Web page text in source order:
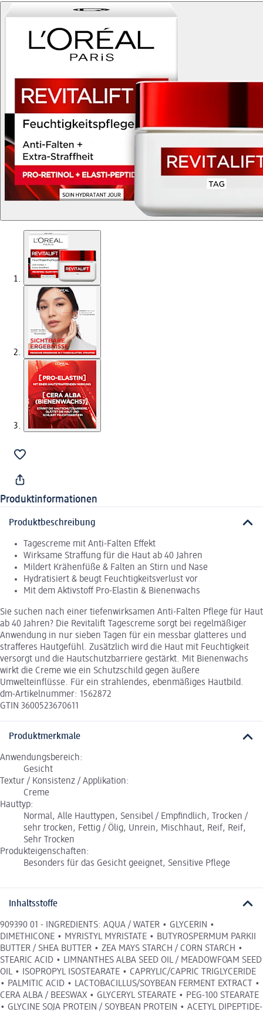
Produktinformationen
Produktbeschreibung
Tagescreme mit Anti-Falten Effekt
Wirksame Straffung für die Haut ab 40 Jahren
Mildert Krähenfüße & Falten an Stirn und Nase
Hydratisiert & beugt Feuchtigkeitsverlust vor
Mit dem Aktivstoff Pro-Elastin & Bienenwachs
Sie suchen nach einer tiefenwirksamen Anti-Falten Pflege für Haut
ab 40 Jahren? Die Revitalift Tagescreme sorgt bei regelmäßiger
Anwendung in nur sieben Tagen für ein messbar glatteres und
strafferes Hautgefühl. Zusätzlich wird die Haut mit Feuchtigkeit
versorgt und die Hautschutzbarriere gestärkt. Mit Bienenwachs
wirkt die Creme wie ein Schutzschild gegen äußere
Umwelteinflüsse. Für ein strahlendes, ebenmäßiges Hautbild.
dm-Artikelnummer: 1562872
GTIN 3600523670611
Produktmerkmale
Anwendungsbereich:
Gesicht
Textur / Konsistenz / Applikation:
Creme
Hauttyp:
Normal, Alle Hauttypen, Sensibel / Empfindlich, Trocken /
sehr trocken, Fettig / Ölig, Unrein, Mischhaut, Reif, Reif,
Sehr Trocken
Produkteigenschaften:
Besonders für das Gesicht geeignet, Sensitive Pflege
Inhaltsstoffe
909390 01 - INGREDIENTS: AQUA / WATER • GLYCERIN •
DIMETHICONE • MYRISTYL MYRISTATE • BUTYROSPERMUM PARKII
BUTTER / SHEA BUTTER • ZEA MAYS STARCH / CORN STARCH •
STEARIC ACID • LIMNANTHES ALBA SEED OIL / MEADOWFOAM SEED
OIL • ISOPROPYL ISOSTEARATE • CAPRYLIC/CAPRIC TRIGLYCERIDE
• PALMITIC ACID • LACTOBACILLUS/SOYBEAN FERMENT EXTRACT •
CERA ALBA / BEESWAX • GLYCERYL STEARATE • PEG-100 STEARATE
• GLYCINE SOJA PROTEIN / SOYBEAN PROTEIN • ACETYL DIPEPTIDE-